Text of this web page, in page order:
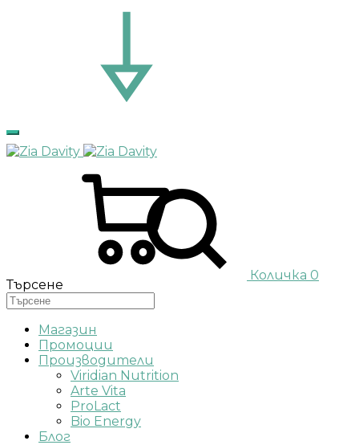
Количка 0
Търсене
Магазин
Промоции
Производители
Viridian Nutrition
Arte Vita
ProLact
Bio Energy
Блог